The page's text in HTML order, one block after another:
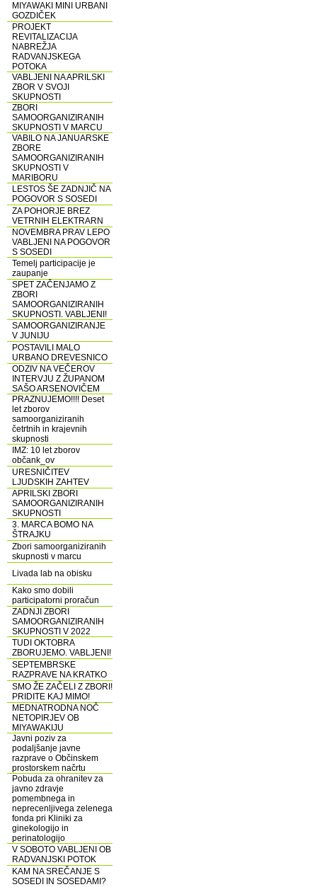
MIYAWAKI MINI URBANI
GOZDIČEK
PROJEKT
REVITALIZACIJA
NABREŽJA
RADVANJSKEGA
POTOKA
VABLJENI NA APRILSKI
ZBOR V SVOJI
SKUPNOSTI
ZBORI
SAMOORGANIZIRANIH
SKUPNOSTI V MARCU
VABILO NA JANUARSKE
ZBORE
SAMOORGANIZIRANIH
SKUPNOSTI V
MARIBORU
LESTOS ŠE ZADNJIČ NA
POGOVOR S SOSEDI
ZA POHORJE BREZ
VETRNIH ELEKTRARN
NOVEMBRA PRAV LEPO
VABLJENI NA POGOVOR
S SOSEDI
Temelj participacije je
zaupanje
SPET ZAČENJAMO Z
ZBORI
SAMOORGANIZIRANIH
SKUPNOSTI. VABLJENI!
SAMOORGANIZIRANJE
V JUNIJU
POSTAVILI MALO
URBANO DREVESNICO
ODZIV NA VEČEROV
INTERVJU Z ŽUPANOM
SAŠO ARSENOVIČEM
PRAZNUJEMO!!!! Deset
let zborov
samoorganiziranih
četrtnih in krajevnih
skupnosti
IMZ: 10 let zborov
občank_ov
URESNIČITEV
LJUDSKIH ZAHTEV
APRILSKI ZBORI
SAMOORGANIZIRANIH
SKUPNOSTI
3. MARCA BOMO NA
ŠTRAJKU
Zbori samoorganiziranih
skupnosti v marcu
Livada lab na obisku
Kako smo dobili
participatorni proračun
ZADNJI ZBORI
SAMOORGANIZIRANIH
SKUPNOSTI V 2022
TUDI OKTOBRA
ZBORUJEMO. VABLJENI!
SEPTEMBRSKE
RAZPRAVE NA KRATKO
SMO ŽE ZAČELI Z ZBORI!
PRIDITE KAJ MIMO!
MEDNATRODNA NOČ
NETOPIRJEV OB
MIYAWAKIJU
Javni poziv za
podaljšanje javne
razprave o Občinskem
prostorskem načrtu
Pobuda za ohranitev za
javno zdravje
pomembnega in
neprecenljivega zelenega
fonda pri Kliniki za
ginekologijo in
perinatologijo
V SOBOTO VABLJENI OB
RADVANJSKI POTOK
KAM NA SREČANJE S
SOSEDI IN SOSEDAMI?